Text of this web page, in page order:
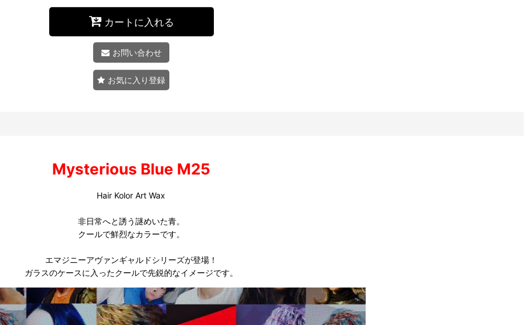
カートに入れる
お問い合わせ
お気に入り登録
Mysterious Blue M25
Hair Kolor Art Wax
非日常へと誘う謎めいた青。
クールで鮮烈なカラーです。
エマジニーアヴァンギャルドシリーズが登場！
ガラスのケースに入ったクールで先鋭的なイメージです。